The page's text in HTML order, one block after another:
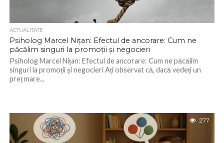
ACTUALITATE
Psiholog Marcel Nițan: Efectul de ancorare: Cum ne
păcălim singuri la promoții și negocieri
Psiholog Marcel Nițan: Efectul de ancorare: Cum ne păcălim
singuri la promoții și negocieri Ați observat că, dacă vedeți un
preț mare...
277